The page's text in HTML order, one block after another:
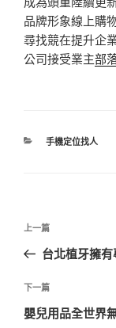
品牌形象線上購
尋找競在提升企
公司接受業主部
分
手機定位找人
文
導
覽
上
一
文
章
上一篇
台北植牙擁
下
一
下一篇
嬰兒用品全世界